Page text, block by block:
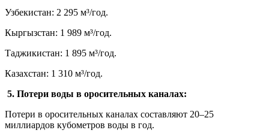
Узбекистан: 2 295 м³/год.
Кыргызстан: 1 989 м³/год.
Таджикистан: 1 895 м³/год.
Казахстан: 1 310 м³/год.
5. Потери воды в оросительных каналах:
Потери в оросительных каналах составляют 20–25
миллиардов кубометров воды в год.